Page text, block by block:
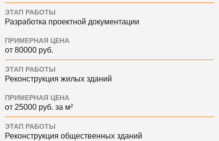
ЭТАП РАБОТЫ
Разработка проектной документации
ПРИМЕРНАЯ ЦЕНА
от 80000 руб.
ЭТАП РАБОТЫ
Реконструкция жилых зданий
ПРИМЕРНАЯ ЦЕНА
от 25000 руб. за м²
ЭТАП РАБОТЫ
Реконструкция общественных зданий